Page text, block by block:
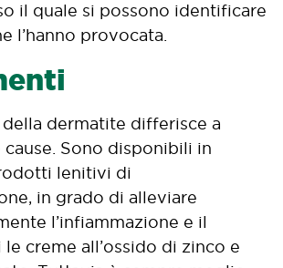
il quale si possono identificare
l’hanno provocata.
dermatite differisce a
cause. Sono disponibili in
lenitivi di
in grado di alleviare
l’infiammazione e il
creme all’ossido di zinco e